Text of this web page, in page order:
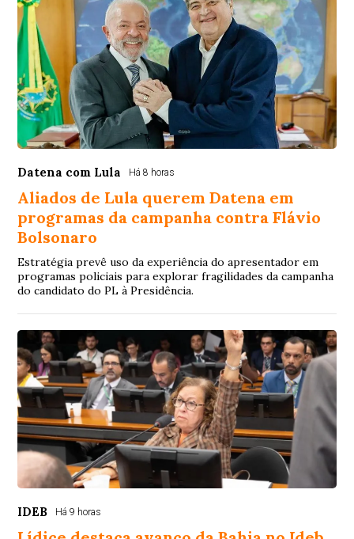
Datena com Lula Há 8 horas
Aliados de Lula querem Datena em
programas da campanha contra Flávio
Bolsonaro
Estratégia prevê uso da experiência do apresentador em
programas policiais para explorar fragilidades da campanha
do candidato do PL à Presidência.
IDEB Há 9 horas